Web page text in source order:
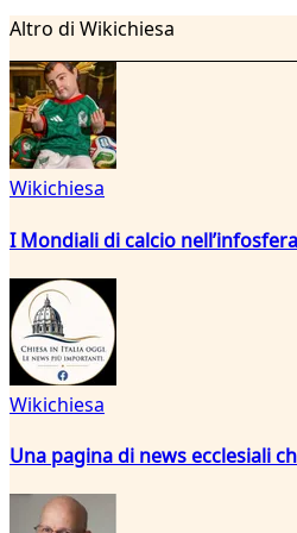
Altro di Wikichiesa
Wikichiesa
I Mondiali di calcio
Wikichiesa
Una pagina di news ecclesiali